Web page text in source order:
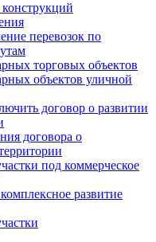
перевозок по
торговых объектов
объектов уличной
договор о развитии
договора о
под коммерческое
развитие